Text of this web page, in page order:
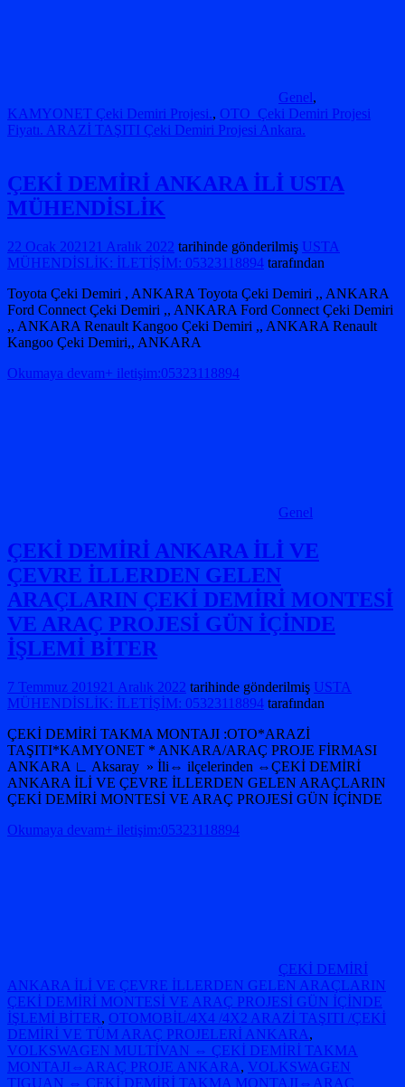
Genel,
KAMYONET Çeki Demiri Projesi., OTO Çeki Demiri Projesi
Fiyatı. ARAZİ TAŞITI Çeki Demiri Projesi Ankara.
ÇEKİ DEMİRİ ANKARA İLİ USTA
MÜHENDİSLİK
22 Ocak 2021 21 Aralık 2022 tarihinde gönderilmiş USTA
MÜHENDİSLİK: İLETİŞİM: 05323118894 tarafından
Toyota Çeki Demiri , ANKARA Toyota Çeki Demiri ,, ANKARA
Ford Connect Çeki Demiri ,, ANKARA Ford Connect Çeki Demiri
,, ANKARA Renault Kangoo Çeki Demiri ,, ANKARA Renault
Kangoo Çeki Demiri,, ANKARA
Okumaya devam+ iletişim:05323118894
Genel
ÇEKİ DEMİRİ ANKARA İLİ VE
ÇEVRE İLLERDEN GELEN
ARAÇLARIN ÇEKİ DEMİRİ MONTESİ
VE ARAÇ PROJESİ GÜN İÇİNDE
İŞLEMİ BİTER
7 Temmuz 201921 Aralık 2022 tarihinde gönderilmiş USTA
MÜHENDİSLİK: İLETİŞİM: 05323118894 tarafından
ÇEKİ DEMİRİ TAKMA MONTAJI :OTO*ARAZİ
TAŞITI*KAMYONET * ANKARA/ARAÇ PROJE FİRMASI
ANKARA ∟ Aksaray » İli⇔ ilçelerinden ⇔ÇEKİ DEMİRİ
ANKARA İLİ VE ÇEVRE İLLERDEN GELEN ARAÇLARIN
ÇEKİ DEMİRİ MONTESİ VE ARAÇ PROJESİ GÜN İÇİNDE
Okumaya devam+ iletişim:05323118894
ÇEKİ DEMİRİ
ANKARA İLİ VE ÇEVRE İLLERDEN GELEN ARAÇLARIN
ÇEKİ DEMİRİ MONTESİ VE ARAÇ PROJESİ GÜN İÇİNDE
İŞLEMİ BİTER, OTOMOBİL/4X4 /4X2 ARAZİ TAŞITI /ÇEKİ
DEMİRİ VE TÜM ARAÇ PROJELERİ ANKARA,
VOLKSWAGEN MULTİVAN ⇔ ÇEKİ DEMİRİ TAKMA
MONTAJI⇔ARAÇ PROJE ANKARA, VOLKSWAGEN
TIGUAN ⇔ ÇEKİ DEMİRİ TAKMA MONTAJI⇔ARAÇ